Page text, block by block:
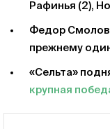
Рафинья (2),
Федор Смолов
прежнему
«Сельта»
крупная